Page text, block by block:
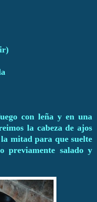
con leña y en una
la cabeza de ajos
mitad para que suelte
previamente salado y